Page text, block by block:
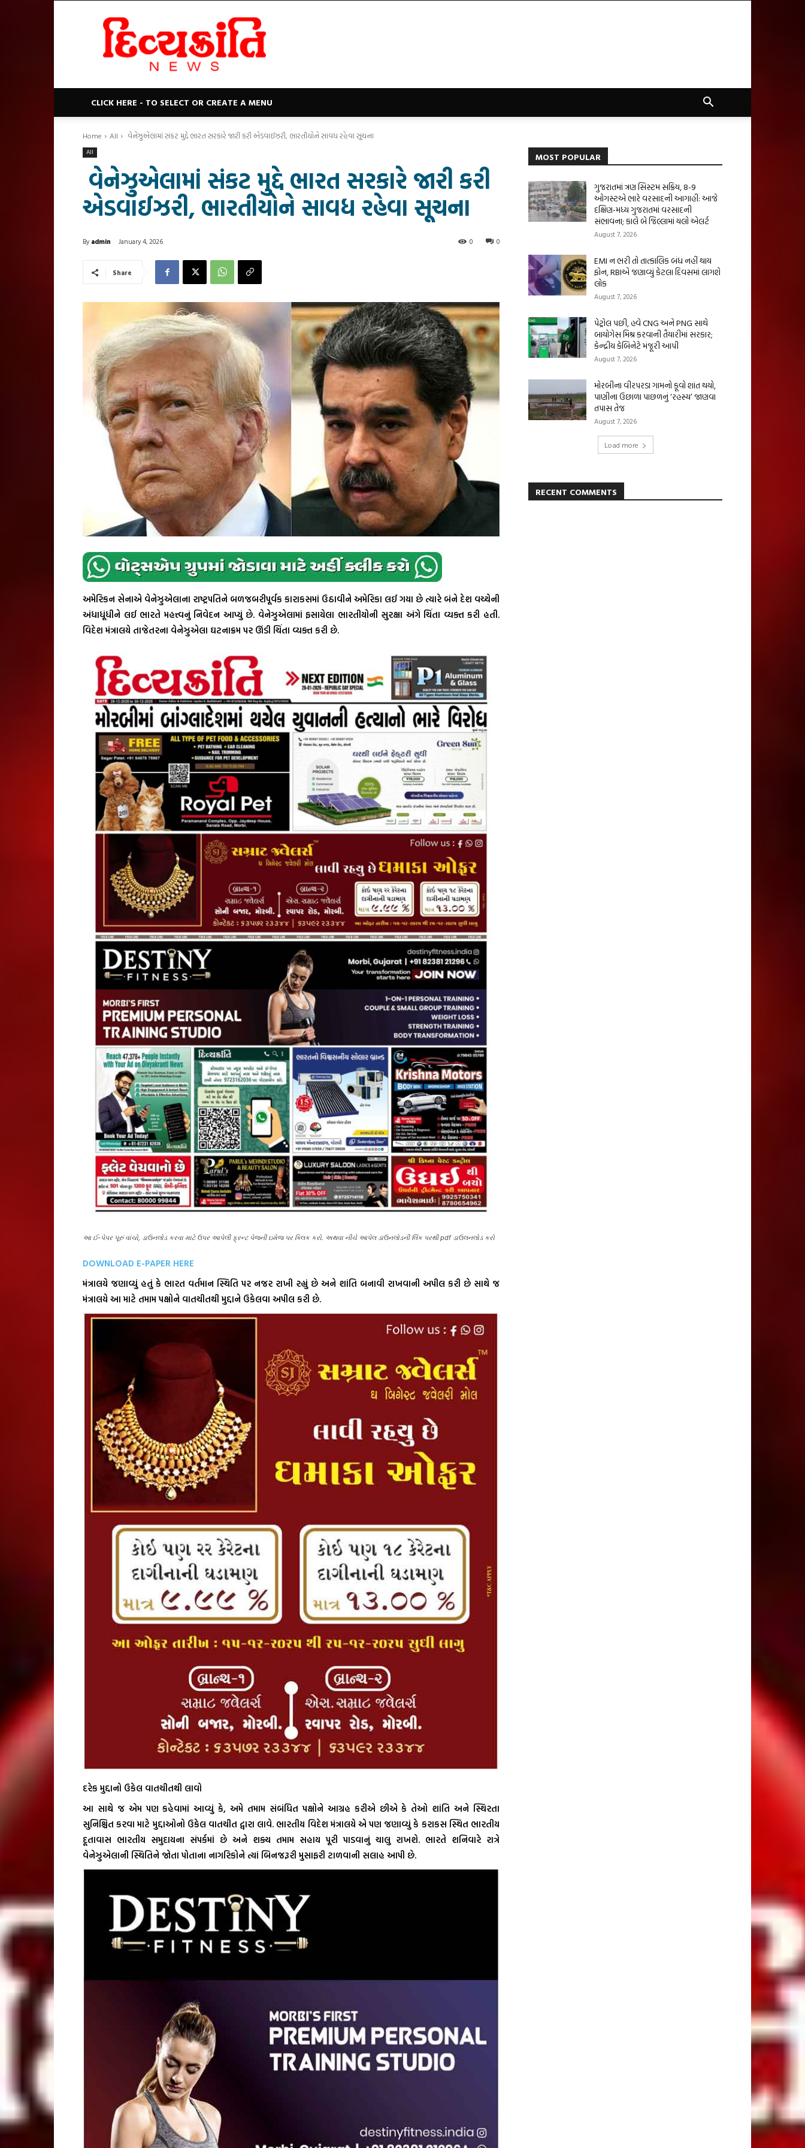
Divyakranti
News
CLICK HERE - TO SELECT OR CREATE A MENU
Home All વેનેઝુએલામાં સંકટ મુદ્દે ભારત સરકારે જારી કરી એડવાઈઝરી, ભારતીયોને સાવધ રહેવા સૂચના
All
વેનેઝુએલામાં સંકટ મુદ્દે ભારત સરકારે જારી કરી
એડવાઈઝરી, ભારતીયોને સાવધ રહેવા સૂચના
By admin January 4, 2026 0
0
Share
અમેરિકન સેનાએ વેનેઝુએલાના રાષ્ટ્રપતિને બળજબરીપૂર્વક કારાકસમાં ઉઠાવીને અમેરિકા લઈ ગયા છે ત્યારે બંને દેશ વચ્ચેની
અંધાધૂંધીને લઈ ભારતે મહત્ત્વનું નિવેદન આપ્યું છે. વેનેઝુએલામાં ફસાયેલા ભારતીયોની સુરક્ષા અંગે ચિંતા વ્યક્ત કરી હતી.
વિદેશ મંત્રાલયે તાજેતરના વેનેઝુએલા ઘટનાક્રમ પર ઊંડી ચિંતા વ્યક્ત કરી છે.
આ ઈ-પેપર પૂરું વાંચો, ડાઉનલોડ કરવા માટે ઉપર આપેલી ફ્રન્ટ પેજની ઇમેજ પર ક્લિક કરો. અથવા નીચે આપેલ ડાઉનલોડની લિંક પરથી pdf ડાઉલનલોડ કરો
DOWNLOAD E-PAPER HERE
મંત્રાલયે જણાવ્યું હતું કે ભારત વર્તમાન સ્થિતિ પર નજર રાખી રહ્યું છે અને શાંતિ બનાવી રાખવાની અપીલ કરી છે સાથે જ
મંત્રાલયે આ માટે તમામ પક્ષોને વાતચીતથી મુદ્દાને ઉકેલવા અપીલ કરી છે.
દરેક મુદ્દાનો ઉકેલ વાતચીતથી લાવો
આ સાથે જ એમ પણ કહેવામાં આવ્યું કે, અમે તમામ સંબંધિત પક્ષોને આગ્રહ કરીએ છીએ કે તેઓ શાંતિ અને સ્થિરતા
સુનિશ્ચિત કરવા માટે મુદ્દાઓનો ઉકેલ વાતચીત દ્વારા લાવે. ભારતીય વિદેશ મંત્રાલયે એ પણ જણાવ્યું કે કરાકસ સ્થિત ભારતીય
દૂતાવાસ ભારતીય સમુદાયના સંપર્કમાં છે અને શક્ય તમામ સહાય પૂરી પાડવાનું ચાલુ રાખશે. ભારતે શનિવારે રાત્રે
વેનેઝુએલાની સ્થિતિને જોતા પોતાના નાગરિકોને ત્યાં બિનજરૂરી મુસાફરી ટાળવાની સલાહ આપી છે.
MOST POPULAR
ગુજરાતમાં ત્રણ સિસ્ટમ સક્રિય, 8-9
ઓગસ્ટએ ભારે વરસાદની આગાહી: આજે
દક્ષિણ-મધ્ય ગુજરાતમાં વરસાદની
સંભાવના; કાલે બે જિલ્લામાં યલો એલર્ટ
August 7, 2026
EMI ન ભરી તો તાત્કાલિક બંધ નહીં થાય
ફોન, RBIએ જણાવ્યું કેટલા દિવસમાં લાગશે
લોક
August 7, 2026
પેટ્રોલ પછી, હવે CNG અને PNG સાથે
બાયોગેસ મિશ્ર કરવાની તૈયારીમાં સરકાર;
કેન્દ્રીય કેબિનેટે મંજૂરી આપી
August 7, 2026
મોરબીના વીરપરડા ગામનો કૂવો શાંત થયો,
પાણીના ઉછાળા પાછળનું ‘રહસ્ય’ જાણવા
તપાસ તેજ
August 7, 2026
Load more
RECENT COMMENTS